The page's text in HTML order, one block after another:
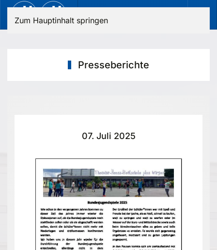
Zum Hauptinhalt springen
Presseberichte
07. Juli 2025